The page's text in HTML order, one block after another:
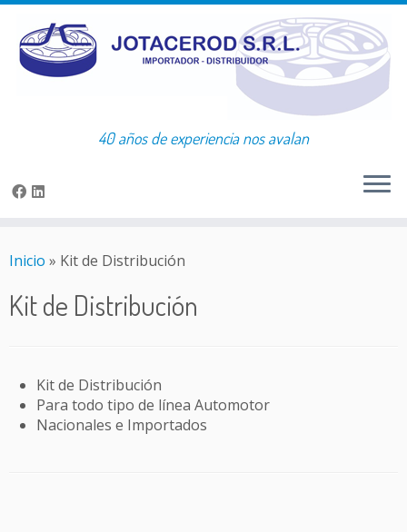
to
40 años de experiencia nos avalan
Inicio » Kit de Distribución
Kit de Distribución
Kit de Distribución
Para todo tipo de línea Automotor
Nacionales e Importados